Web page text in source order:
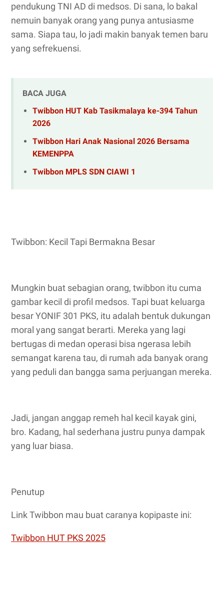
pendukung TNI AD di medsos. Di sana, lo bakal
nemuin banyak orang yang punya antusiasme
sama. Siapa tau, lo jadi makin banyak temen baru
yang sefrekuensi.
BACA JUGA
Twibbon HUT Kab Tasikmalaya ke-394 Tahun
2026
Twibbon Hari Anak Nasional 2026 Bersama
KEMENPPA
Twibbon MPLS SDN CIAWI 1
Twibbon: Kecil Tapi Bermakna Besar
Mungkin buat sebagian orang, twibbon itu cuma
gambar kecil di profil medsos. Tapi buat keluarga
besar YONIF 301 PKS, itu adalah bentuk dukungan
moral yang sangat berarti. Mereka yang lagi
bertugas di medan operasi bisa ngerasa lebih
semangat karena tau, di rumah ada banyak orang
yang peduli dan bangga sama perjuangan mereka.
Jadi, jangan anggap remeh hal kecil kayak gini,
bro. Kadang, hal sederhana justru punya dampak
yang luar biasa.
Penutup
Link Twibbon mau buat caranya kopipaste ini:
Twibbon HUT PKS 2025